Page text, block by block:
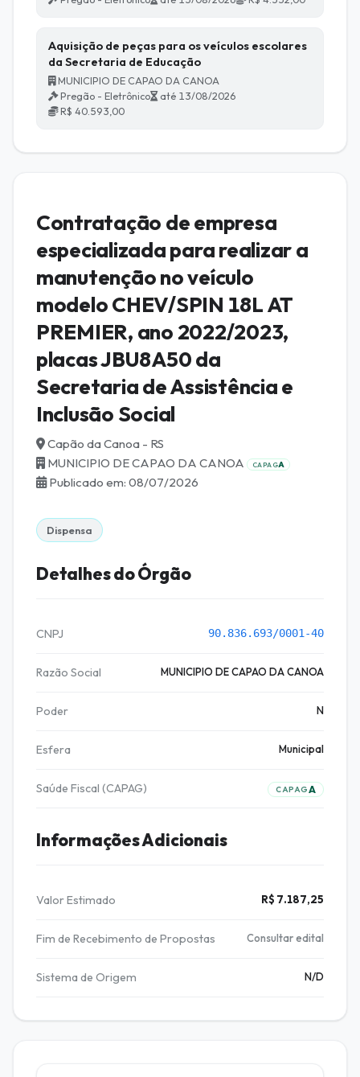
Aquisição de peças para os veículos escolares
da Secretaria de Educação
MUNICIPIO DE CAPAO DA CANOA
Pregão - Eletrônico
até 13/08/2026
R$ 40.593,00
Contratação de empresa
especializada para realizar a
manutenção no veículo
modelo CHEV/SPIN 18L AT
PREMIER, ano 2022/2023,
placas JBU8A50 da
Secretaria de Assistência e
Inclusão Social
Capão da Canoa - RS
MUNICIPIO DE CAPAO DA CANOA
CAPAGA
Publicado em: 08/07/2026
Dispensa
Detalhes do Órgão
CNPJ 90.836.693/0001-40
Razão Social MUNICIPIO DE CAPAO DA CANOA
Poder N
Esfera Municipal
Saúde Fiscal (CAPAG) CAPAGA
Informações Adicionais
Valor Estimado R$ 7.187,25
Fim de Recebimento de Propostas Consultar edital
Sistema de Origem N/D